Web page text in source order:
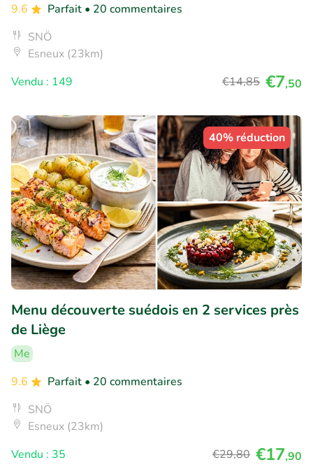
9.6
Parfait • 20 commentaires
SNÖ
Esneux (23km)
Vendu : 149
€14,85 €7,50
40% réduction
Menu découverte suédois en 2 services près
de Liège
Me
9.6
Parfait • 20 commentaires
SNÖ
Esneux (23km)
Vendu : 35
€29,80 €17,90